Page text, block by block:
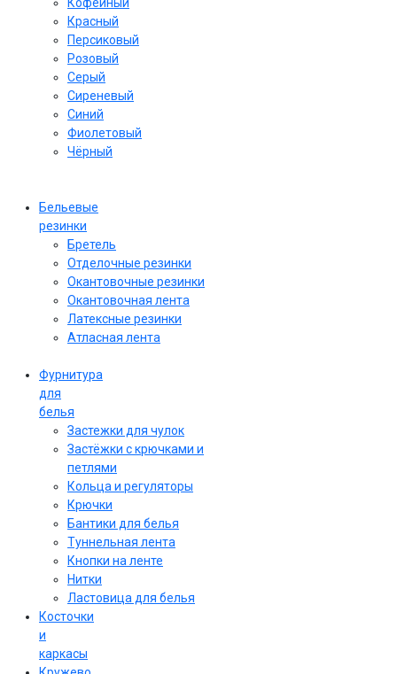
Красный
Персиковый
Розовый
Серый
Сиреневый
Cиний
Фиолетовый
Чёрный
Бельевые
резинки
Бретель
Отделочные резинки
Окантовочные резинки
Окантовочная лента
Латексные резинки
Атласная лента
Фурнитура
для
белья
Застежки для чулок
Застёжки с крючками и
петлями
Кольца и регуляторы
Крючки
Бантики для белья
Туннельная лента
Кнопки на ленте
Нитки
Ластовица для белья
Косточки
и
каркасы